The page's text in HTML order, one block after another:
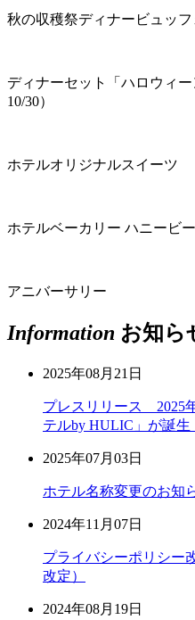
秋の収穫祭ディナービュッフ
ディナーセット「ハロウィ
10/30）
ホテルオリジナルスイーツ
ホテルベーカリー ハニービ
アニバーサリー
Information お知ら
2025年08月21日
プレスリリース 2025
テルby HULIC」が誕生
2025年07月03日
ホテル名称変更のお知
2024年11月07日
プライバシーポリシー
改定）
2024年08月19日